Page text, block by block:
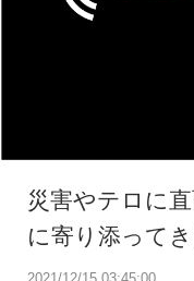
災害やテロに
に寄り添って